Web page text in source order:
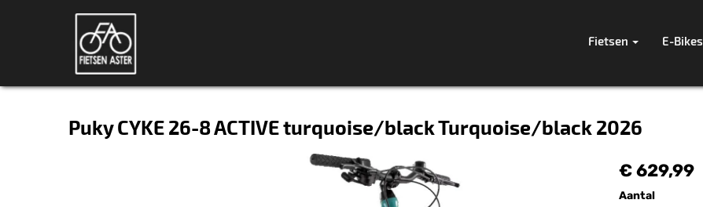
Fietsen E-Bikes
Puky CYKE 26-8 ACTIVE turquoise/black Turquoise/black 2026
€ 629,99
Aantal